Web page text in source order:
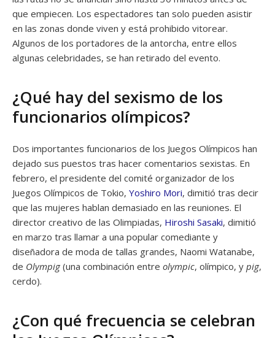
que empiecen. Los espectadores tan solo pueden asistir
en las zonas donde viven y está prohibido vitorear.
Algunos de los portadores de la antorcha, entre ellos
algunas celebridades, se han retirado del evento.
¿Qué hay del sexismo de los
funcionarios olímpicos?
Dos importantes funcionarios de los Juegos Olímpicos han
dejado sus puestos tras hacer comentarios sexistas. En
febrero, el presidente del comité organizador de los
Juegos Olímpicos de Tokio, Yoshiro Mori, dimitió tras decir
que las mujeres hablan demasiado en las reuniones. El
director creativo de las Olimpiadas, Hiroshi Sasaki, dimitió
en marzo tras llamar a una popular comediante y
diseñadora de moda de tallas grandes, Naomi Watanabe,
de Olympig(una combinación entre olympic, olímpico, y pig,
cerdo).
¿Con qué frecuencia se celebran